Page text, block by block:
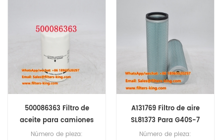
mínima de pedido: 20
piezas
500086363 Filtro de
aceite para camiones
Número de pieza:
A131769 Filtro de aire
SL81373 Para G40S-7
Número de pieza: